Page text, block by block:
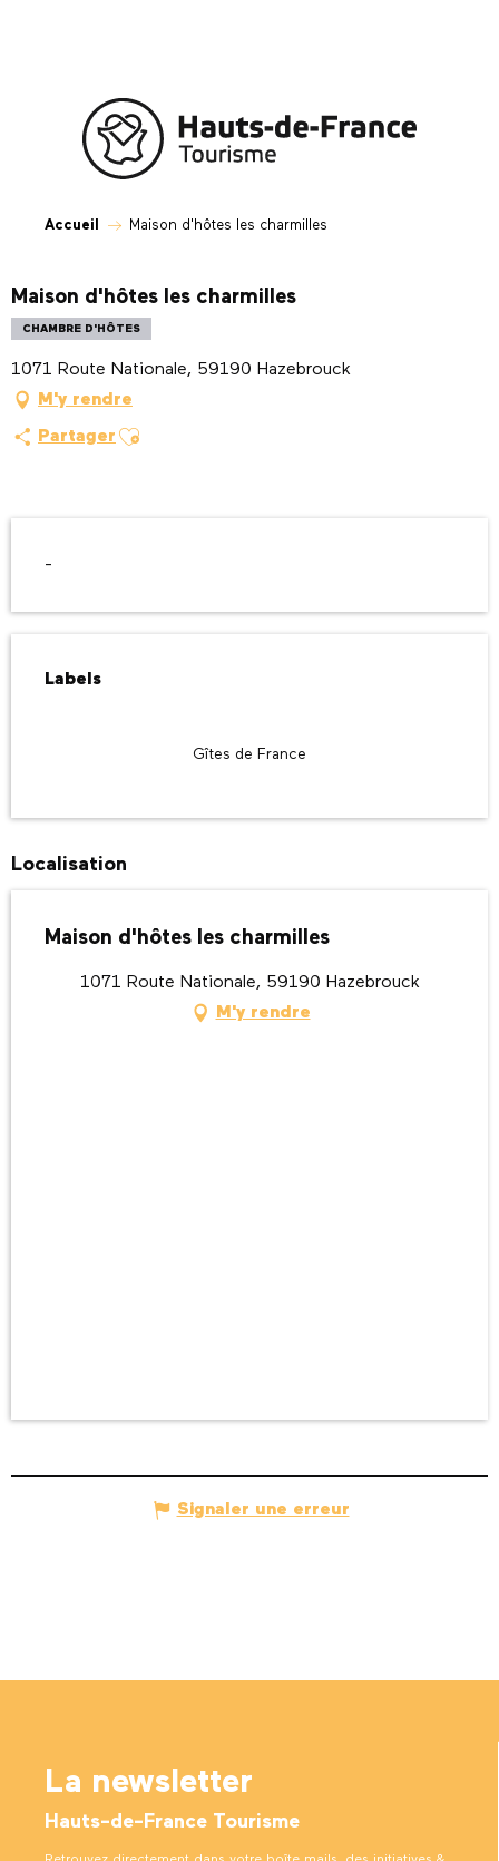
Accueil Maison d'hôtes les charmilles
Maison d'hôtes les charmilles
CHAMBRE D'HÔTES
1071 Route Nationale, 59190 Hazebrouck
M'y rendre
Partager Ajouter aux favoris
-
Labels
Labels
Gîtes de France
Localisation
Maison d'hôtes les charmilles
1071 Route Nationale, 59190 Hazebrouck
M'y rendre
Signaler une erreur
La newsletter
Hauts-de-France Tourisme